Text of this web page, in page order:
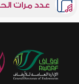
عدد مرات